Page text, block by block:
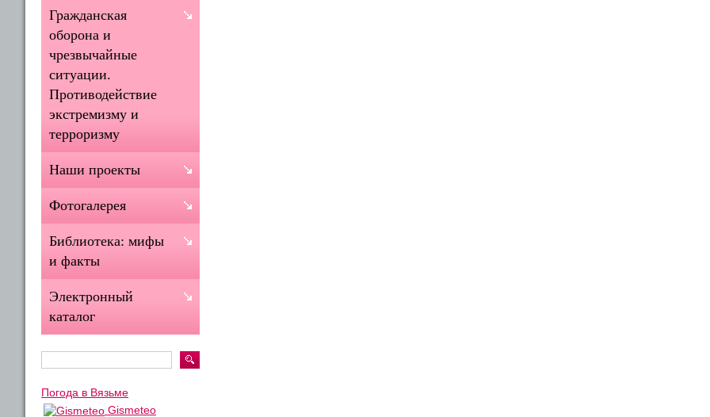
Гражданская
оборона и
чрезвычайные
ситуации.
Противодействие
экстремизму и
терроризму
Наши проекты
Фотогалерея
Библиотека: мифы
и факты
Электронный
каталог
Погода в Вязьме
Gismeteo